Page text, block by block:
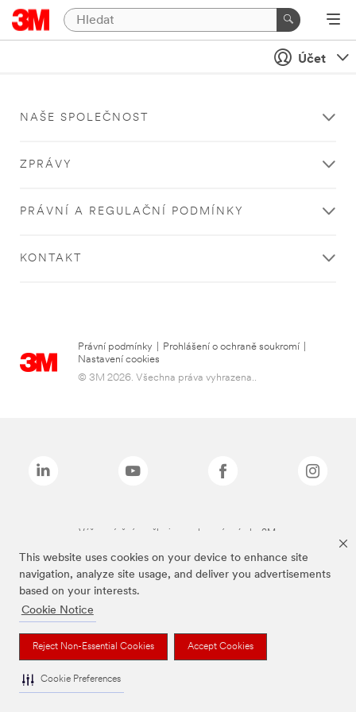
This website uses cookies on your device to enhance site
navigation, analyze site usage, and deliver you advertisements
based on your interests.
Cookie Notice
Reject Non-Essential Cookies Accept Cookies
Cookie Preferences
Účet
NAŠE SPOLEČNOST
ZPRÁVY
PRÁVNÍ A REGULAČNÍ PODMÍNKY
KONTAKT
Právní podmínky Prohlášení o ochraně soukromí
Nastavení cookies
© 3M 2026. Všechna práva vyhrazena..
Výše zmíněné značky jsou ochranné známky 3M.